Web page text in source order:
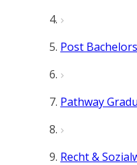
Post Bachelors
Pathway
Recht &